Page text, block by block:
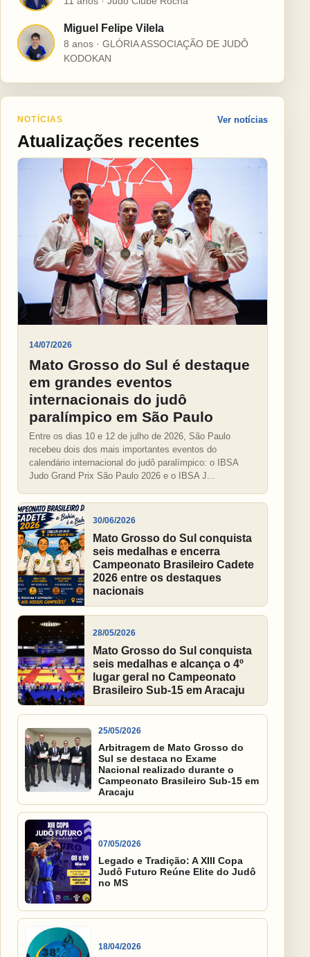
M
Miguel Felipe Vilela
8 anos · GLÓRIA ASSOCIAÇÃO DE JUDÔ
KODOKAN
NOTÍCIAS
Atualizações recentes
Ver notícias
14/07/2026
Mato Grosso do Sul é destaque
em grandes eventos
internacionais do judô
paralímpico em São Paulo
Entre os dias 10 e 12 de julho de 2026, São Paulo
recebeu dois dos mais importantes eventos do
calendário internacional do judô paralímpico: o IBSA
Judo Grand Prix São Paulo 2026 e o IBSA J...
30/06/2026
Mato Grosso do Sul conquista
seis medalhas e encerra
Campeonato Brasileiro Cadete
2026 entre os destaques
nacionais
28/05/2026
Mato Grosso do Sul conquista
seis medalhas e alcança o 4º
lugar geral no Campeonato
Brasileiro Sub-15 em Aracaju
25/05/2026
Arbitragem de Mato Grosso do
Sul se destaca no Exame
Nacional realizado durante o
Campeonato Brasileiro Sub-15 em
Aracaju
07/05/2026
Legado e Tradição: A XIII Copa
Judô Futuro Reúne Elite do Judô
no MS
18/04/2026